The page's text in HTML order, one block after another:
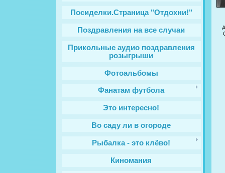
Посиделки.Страница "Отдохни!"
Поздравления на все случаи
Прикольные аудио поздравления
розыгрыши
Фотоальбомы
Фанатам футбола
Это интересно!
Во саду ли в огороде
Рыбалка - это клёво!
Киномания